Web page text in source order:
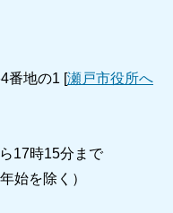
番地の1 [瀬戸市役所へ
17時15分まで
始を除く）